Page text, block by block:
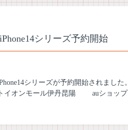
iPhone14シリーズ予約開始
シリーズが予約開始されまし
トイオンモール伊丹昆陽
auショッ